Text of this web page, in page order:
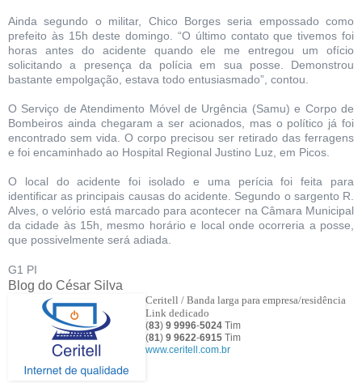
Ainda segundo o militar, Chico Borges seria empossado como
prefeito às 15h deste domingo. “O último contato que tivemos foi
horas antes do acidente quando ele me entregou um ofício
solicitando a presença da polícia em sua posse. Demonstrou
bastante empolgação, estava todo entusiasmado”, contou.
O Serviço de Atendimento Móvel de Urgência (Samu) e Corpo de
Bombeiros ainda chegaram a ser acionados, mas o político já foi
encontrado sem vida. O corpo precisou ser retirado das ferragens
e foi encaminhado ao Hospital Regional Justino Luz, em Picos.
O local do acidente foi isolado e uma perícia foi feita para
identificar as principais causas do acidente. Segundo o sargento R.
Alves, o velório está marcado para acontecer na Câmara Municipal
da cidade às 15h, mesmo horário e local onde ocorreria a posse,
que possivelmente será adiada.
G1 PI
Blog do César Silva
Ceritell / Banda larga para empresa/residência
Link dedicado
(83) 9 9996-5024 Tim
(81) 9 9622-6915 Tim
www.ceritell.com.br